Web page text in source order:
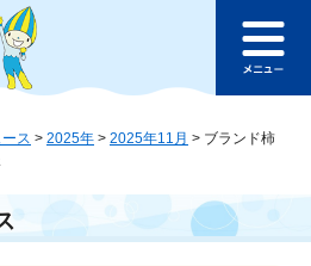
ページの本文へ
ュ
ス > 2025年 > 2025年11月 > ブランド柿